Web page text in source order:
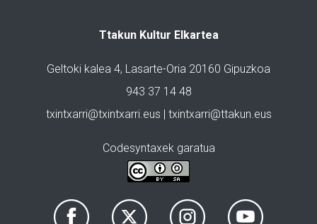
Ttakun Kultur Elkartea
Geltoki kalea 4, Lasarte-Oria 20160 Gipuzkoa
943 37 14 48
txintxarri@txintxarri.eus | txintxarri@ttakun.eus
Codesyntaxek garatua